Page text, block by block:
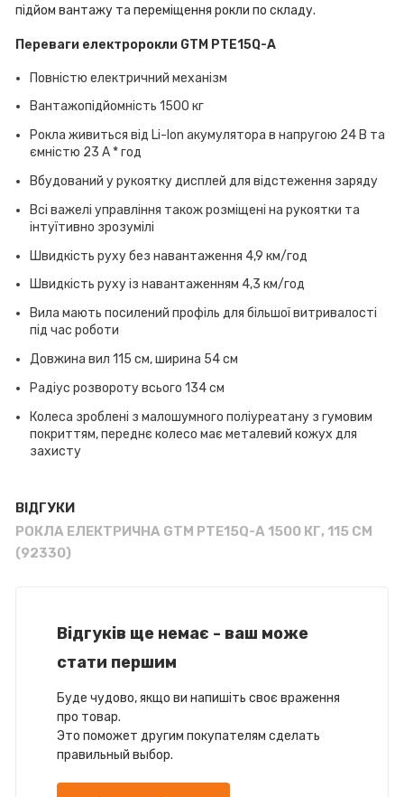
підйом вантажу та переміщення рокли по складу.
Переваги електророкли GTM PTE15Q-A
Повністю електричний механізм
Вантажопідйомність 1500 кг
Рокла живиться від Li-Ion акумулятора в напругою 24 В та
ємністю 23 А * год
Вбудований у рукоятку дисплей для відстеження заряду
Всі важелі управління також розміщені на рукоятки та
інтуїтивно зрозумілі
Швидкість руху без навантаження 4,9 км/год
Швидкість руху із навантаженням 4,3 км/год
Вила мають посилений профіль для більшої витривалості
під час роботи
Довжина вил 115 см, ширина 54 см
Радіус розвороту всього 134 см
Колеса зроблені з малошумного поліуреатану з гумовим
покриттям, переднє колесо має металевий кожух для
захисту
ВІДГУКИ
РОКЛА ЕЛЕКТРИЧНА GTM PTE15Q-A 1500 КГ, 115 СМ
(92330)
Відгуків ще немає - ваш може
стати першим
Буде чудово, якщо ви напишіть своє враження
про товар.
Это поможет другим покупателям сделать
правильный выбор.